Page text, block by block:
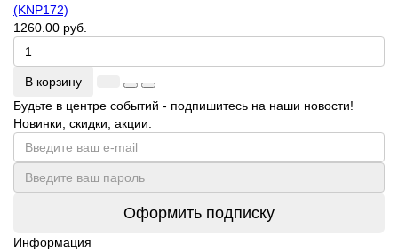
(KNP172)
1260.00 руб.
В корзину
Будьте в центре событий - подпишитесь на наши новости!
Новинки, скидки, акции.
Оформить подписку
Информация